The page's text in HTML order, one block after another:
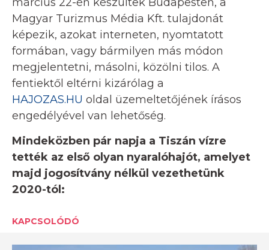
Magyar Turizmus Média Kft. tulajdonát
képezik, azokat interneten, nyomtatott
formában, vagy bármilyen más módon
megjelentetni, másolni, közölni tilos. A
fentiektől eltérni kizárólag a
HAJOZAS.HU oldal üzemeltetőjének írásos
engedélyével van lehetőség.
Mindeközben pár napja a Tiszán vízre
tették az első olyan nyaralóhajót, amelyet
majd jogosítvány nélkül vezethetünk
2020-tól:
KAPCSOLÓDÓ